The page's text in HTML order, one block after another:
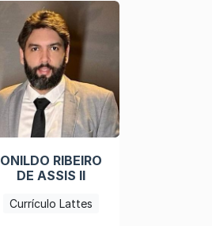
ONILDO RIBEIRO
DE ASSIS II
Currículo Lattes